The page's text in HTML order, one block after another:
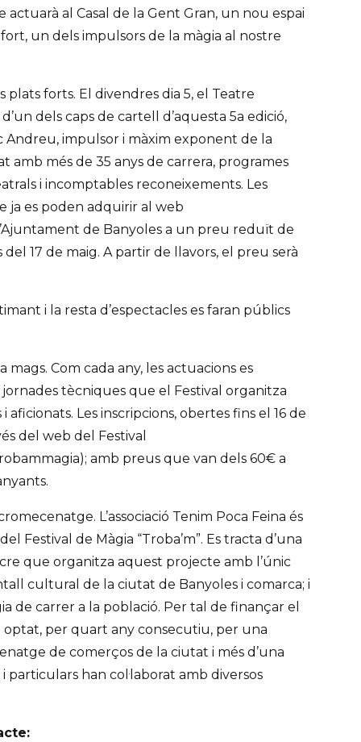
actuarà al Casal de la Gent Gran, un nou espai
un dels impulsors de la màgia al nostre
plats forts. El divendres dia 5, el Teatre
dels caps de cartell d’aquesta 5a edició,
Andreu, impulsor i màxim exponent de la
amb més de 35 anys de carrera, programes
i incomptables reconeixements. Les
ja es poden adquirir al web
de Banyoles a un preu reduït de
del 17 de maig. A partir de llavors, el preu serà
i la resta d’espectacles es faran públics
Com cada any, les actuacions es
tècniques que el Festival organitza
aficionats. Les inscripcions, obertes fins el 16 de
del web del Festival
amb preus que van dels 60€ a
L’associació Tenim Poca Feina és
Festival de Màgia “Troba’m”. Es tracta d’una
que organitza aquest projecte amb l’únic
cultural de la ciutat de Banyoles i comarca; i
de carrer a la població. Per tal de finançar el
optat, per quart any consecutiu, per una
de comerços de la ciutat i més d’una
particulars han col·laborat amb diversos